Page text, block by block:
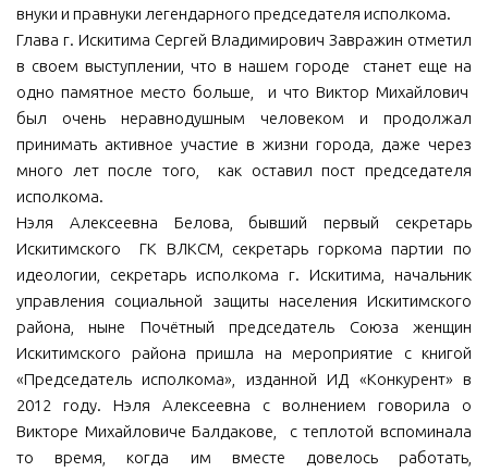
внуки и правнуки легендарного председателя исполкома.
Глава г. Искитима Сергей Владимирович Завражин отметил
в своем выступлении, что в нашем городе станет еще на
одно памятное место больше, и что Виктор Михайлович
был очень неравнодушным человеком и продолжал
принимать активное участие в жизни города, даже через
много лет после того, как оставил пост председателя
исполкома.
Нэля Алексеевна Белова, бывший первый секретарь
Искитимского ГК ВЛКСМ, секретарь горкома партии по
идеологии, секретарь исполкома г. Искитима, начальник
управления социальной защиты населения Искитимского
района, ныне Почётный председатель Союза женщин
Искитимского района пришла на мероприятие с книгой
«Председатель исполкома», изданной ИД «Конкурент» в
2012 году. Нэля Алексеевна с волнением говорила о
Викторе Михайловиче Балдакове, с теплотой вспоминала
то время, когда им вместе довелось работать,